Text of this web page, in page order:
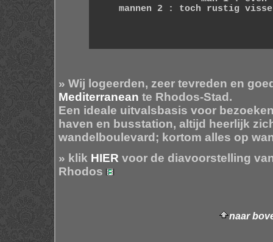
mannen 2 : toch rustig
» Wij logeerden, zeer tevreden en
Mediterranean te Rhodos-Stad.
Een ideale uitvalsbasis voor
haven en busstation, altijd heerlijk
wandelboulevard; kortom alles op
» klik HIER voor de diavoorstelling
Rhodos
naar